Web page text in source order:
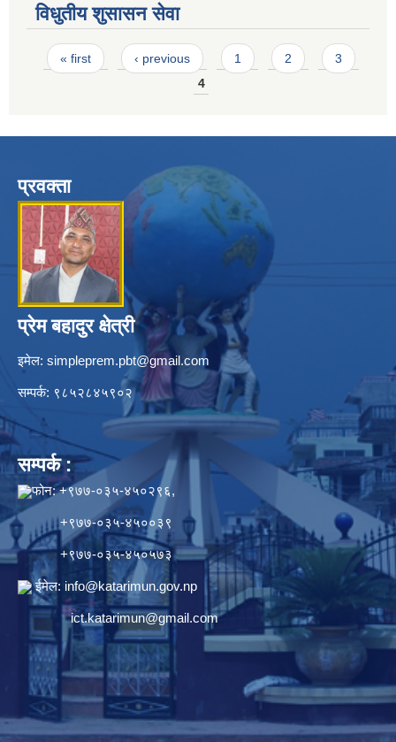
विधुतीय शुसासन सेवा
Pages
« first ‹ previous 1 2
3
4
प्रवक्ता
प्रेम बहादुर क्षेत्री
इमेल: simpleprem.pbt@gmail.com
सम्पर्क: ९८५२८४५९०२
सम्पर्क :
फोन: +९७७-०३५-४५०२९६,
+९७७-०३५-४५००३९
+९७७-०३५-४५०५७३
ईमेल: info@katarimun.gov.np
ict.katarimun@gmail.com